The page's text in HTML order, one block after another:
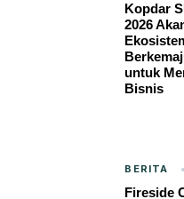
Kopdar
2026
untuk
Bisnis
BERITA
Fireside